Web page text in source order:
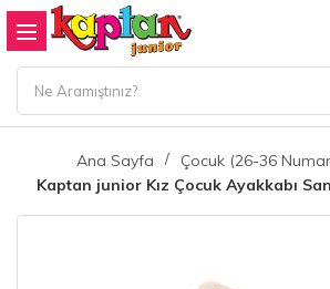
Ana Sayfa Çocuk (26-36
Kaptan junior Kız Çocuk Ayakkabı